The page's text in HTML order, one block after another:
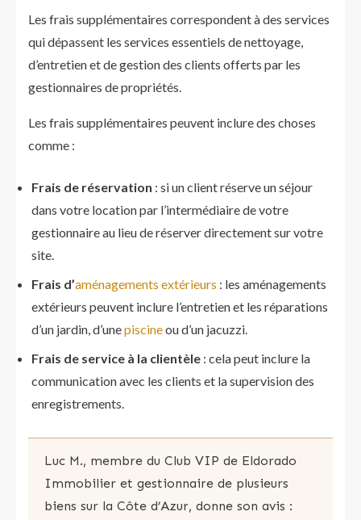
Les frais supplémentaires correspondent à des services
qui dépassent les services essentiels de nettoyage,
d’entretien et de gestion des clients offerts par les
gestionnaires de propriétés.
Les frais supplémentaires peuvent inclure des choses
comme :
Frais de réservation : si un client réserve un séjour
dans votre location par l’intermédiaire de votre
gestionnaire au lieu de réserver directement sur votre
site.
Frais d’aménagements extérieurs : les aménagements
extérieurs peuvent inclure l’entretien et les réparations
d’un jardin, d’unepiscineou d’un jacuzzi.
Frais de service à la clientèle : cela peut inclure la
communication avec les clients et la supervision des
enregistrements.
Luc M., membre du Club VIP de Eldorado
Immobilier et gestionnaire de plusieurs
biens sur la Côte d’Azur, donne son avis :